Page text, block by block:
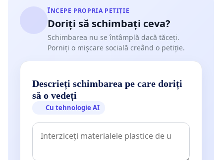
ÎNCEPE PROPRIA PETIȚIE
Doriți să schimbați ceva?
Schimbarea nu se întâmplă dacă tăceți.
Porniți o mișcare socială creând o petiție.
Descrieți schimbarea pe care doriți
să o vedeți
Cu tehnologie AI